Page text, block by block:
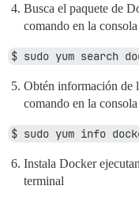
Busca el paquete de
comando en la
$ sudo yum search
Obtén información de
comando en la
$ sudo yum info
Instala Docker
terminal